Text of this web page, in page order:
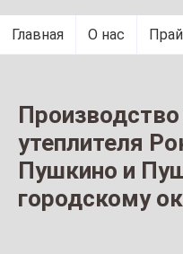
Главная О нас
утеплителя
Пушкино и
городскому